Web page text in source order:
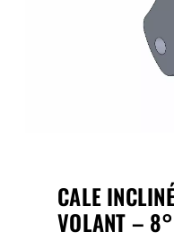
CALE
VOLANT –